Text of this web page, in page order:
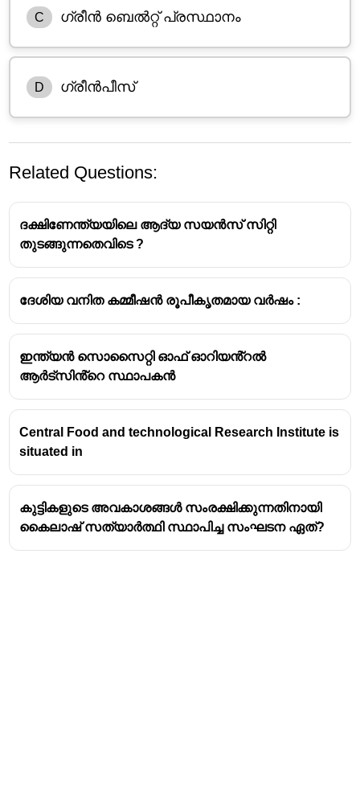
C ഗ്രീൻ ബെൽറ്റ് പ്രസ്ഥാനം
D ഗ്രീൻപീസ്
Related Questions:
ദക്ഷിണേന്ത്യയിലെ ആദ്യ സയൻസ് സിറ്റി
തുടങ്ങുന്നതെവിടെ ?
ദേശിയ വനിത കമ്മീഷൻ രൂപീകൃതമായ വർഷം :
ഇന്ത്യൻ സൊസൈറ്റി ഓഫ് ഓറിയൻ്റൽ
ആർട്സിൻ്റെ സ്ഥാപകൻ
Central Food and technological Research Institute is
situated in
കുട്ടികളുടെ അവകാശങ്ങൾ സംരക്ഷിക്കുന്നതിനായി
കൈലാഷ് സത്യാർത്ഥി സ്ഥാപിച്ച സംഘടന ഏത്?